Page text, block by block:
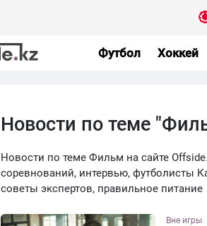
Футбол Хоккей
Новости по теме
Новости по теме Фильм на сайте
соревнований, интервью, футболисты
советы экспертов, правильное питание
Вне игры